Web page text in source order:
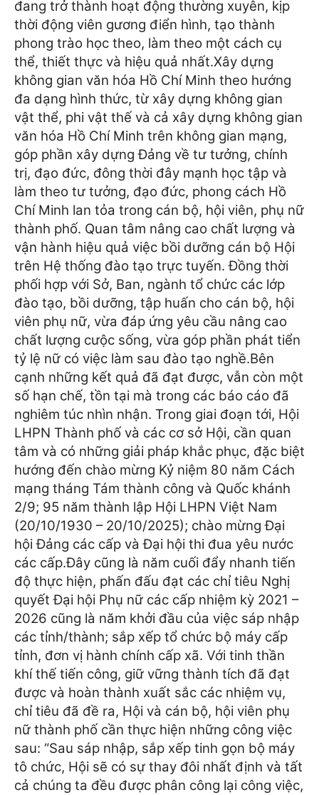
đang trở thành hoạt động thường xuyên, kịp
thời động viên gương điển hình, tạo thành
phong trào học theo, làm theo một cách cụ
thể, thiết thực và hiệu quả nhất.Xây dựng
không gian văn hóa Hồ Chí Minh theo hướng
đa dạng hình thức, từ xây dựng không gian
vật thể, phi vật thế và cả xây dựng không gian
văn hóa Hồ Chí Minh trên không gian mạng,
góp phần xây dựng Đảng về tư tưởng, chính
trị, đạo đức, đông thời đây mạnh học tập và
làm theo tư tưởng, đạo đức, phong cách Hồ
Chí Minh lan tỏa trong cán bộ, hội viên, phụ nữ
thành phố. Quan tâm nâng cao chất lượng và
vận hành hiệu quả việc bồi dưỡng cán bộ Hội
trên Hệ thống đào tạo trực tuyến. Đồng thời
phối hợp với Sở, Ban, ngành tổ chức các lớp
đào tạo, bồi dưỡng, tập huấn cho cán bộ, hội
viên phụ nữ, vừa đáp ứng yêu cầu nâng cao
chất lượng cưộc sống, vừa góp phần phát tiển
tỷ lệ nữ có việc làm sau đào tạo nghề.Bên
cạnh những kết quả đã đạt được, vẫn còn một
số hạn chế, tồn tại mà trong các báo cáo đã
nghiêm túc nhìn nhận. Trong giai đoạn tới, Hội
LHPN Thành phố và các cơ sở Hội, cần quan
tâm và có những giải pháp khắc phục, đặc biệt
hướng đến chào mừng Kỷ niệm 80 năm Cách
mạng tháng Tám thành công và Quốc khánh
2/9; 95 năm thành lập Hội LHPN Việt Nam
(20/10/1930 – 20/10/2025); chào mừng Đại
hội Đảng các cấp và Đại hội thi đua yêu nước
các cấp.Đây cũng là năm cuối đẩy nhanh tiến
độ thực hiện, phấn đấu đạt các chỉ tiêu Nghị
quyết Đại hội Phụ nữ các cấp nhiệm kỳ 2021 –
2026 cũng là năm khởi đầu của việc sáp nhập
các tỉnh/thành; sắp xếp tổ chức bộ máy cấp
tỉnh, đơn vị hành chính cấp xã. Với tinh thần
khí thế tiến công, giữ vững thành tích đã đạt
được và hoàn thành xuất sắc các nhiệm vụ,
chỉ tiêu đã đề ra, Hội và cán bộ, hội viên phụ
nữ thành phố cần thực hiện những công việc
sau: “Sau sáp nhập, sắp xếp tinh gọn bộ máy
tô chức, Hội sẽ có sự thay đôi nhất định và tất
cả chúng ta đều được phân công lại công việc,